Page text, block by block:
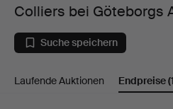
bei
Göteborgs
Auktionsverk
Colliers bei Göteborgs
Suche speichern
Laufende Auktionen Endpreise